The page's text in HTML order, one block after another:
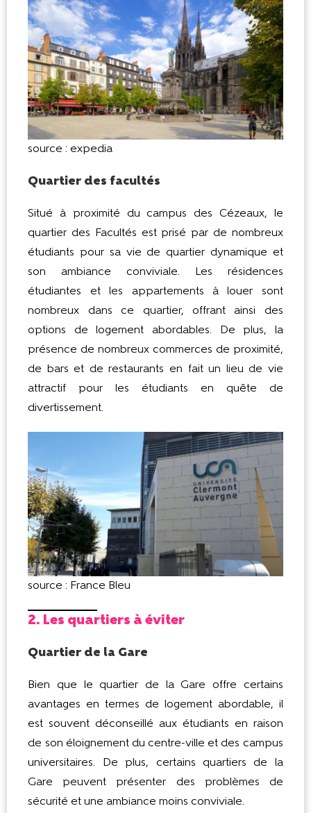
source : expedia
Quartier des facultés
Situé à proximité du campus des Cézeaux, le
quartier des Facultés est prisé par de nombreux
étudiants pour sa vie de quartier dynamique et
son ambiance conviviale. Les résidences
étudiantes et les appartements à louer sont
nombreux dans ce quartier, offrant ainsi des
options de logement abordables. De plus, la
présence de nombreux commerces de proximité,
de bars et de restaurants en fait un lieu de vie
attractif pour les étudiants en quête de
divertissement.
source : France Bleu
2. Les quartiers à éviter
Quartier de la Gare
Bien que le quartier de la Gare offre certains
avantages en termes de logement abordable, il
est souvent déconseillé aux étudiants en raison
de son éloignement du centre-ville et des campus
universitaires. De plus, certains quartiers de la
Gare peuvent présenter des problèmes de
sécurité et une ambiance moins conviviale.